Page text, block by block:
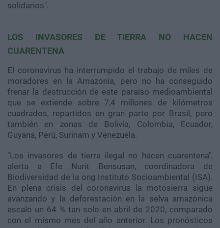
solidarios".
LOS INVASORES DE TIERRA NO HACEN
CUARENTENA
El coronavirus ha interrumpido el trabajo de miles de
moradores en la Amazonía, pero no ha conseguido
frenar la destrucción de este paraíso medioambiental
que se extiende sobre 7,4 millones de kilómetros
cuadrados, repartidos en gran parte por Brasil, pero
también en zonas de Bolivia, Colombia, Ecuador,
Guyana, Perú, Surinam y Venezuela.
"Los invasores de tierra ilegal no hacen cuarentena",
alerta a Efe Nurit Bensusan, coordinadora de
Biodiversidad de la ong Instituto Socioambiental (ISA).
En plena crisis del coronavirus la motosierra sigue
avanzando y la deforestación en la selva amazónica
escaló un 64 % tan solo en abril de 2020, comparado
con el mismo mes del año anterior. Los pronósticos